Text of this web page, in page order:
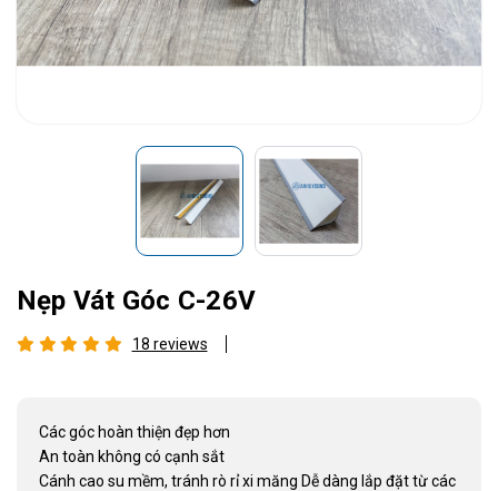
Nẹp Vát Góc C-26V
18 reviews
Các góc hoàn thiện đẹp hơn
An toàn không có cạnh sắt
Cánh cao su mềm, tránh rò rỉ xi măng Dễ dàng lắp đặt từ các